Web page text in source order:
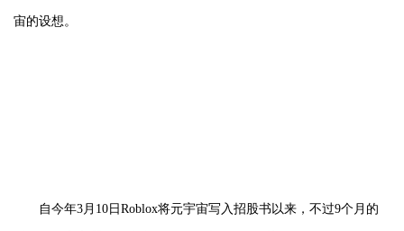
宙的设想。
自今年3月10日Roblox将元宇宙写入招股书以来，不过9个月的